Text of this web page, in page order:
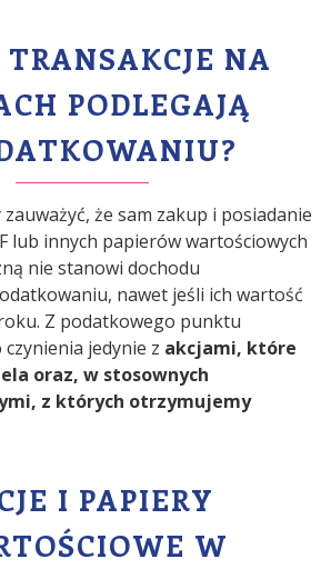
TRANSAKCJE NA
PODLEGAJĄ
że sam zakup i posiadanie
lub innych papierów wartościowych
nie stanowi dochodu
nawet jeśli ich wartość
Z podatkowego punktu
jedynie z akcjami, które
oraz, w stosownych
z których otrzymujemy
I PAPIERY
W